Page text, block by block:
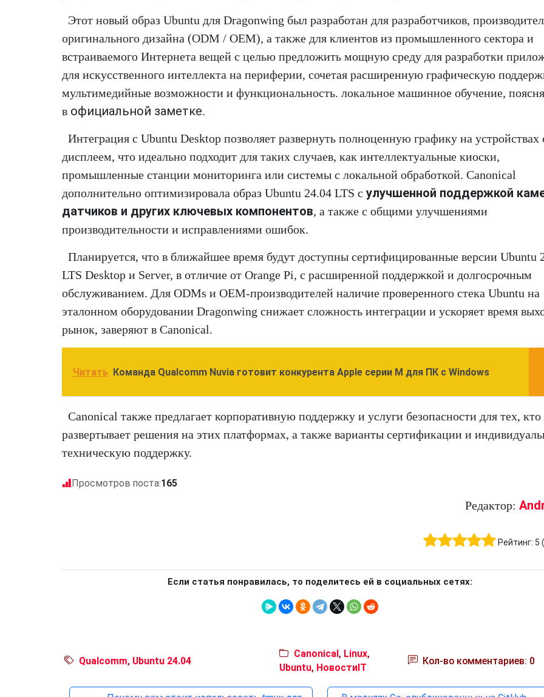
Этот новый образ Ubuntu для Dragonwing был разработан для разработчиков,
оригинального дизайна (ODM / OEM), а также для клиентов из промышленного сектора и
встраиваемого Интернета вещей с целью предложить мощную среду для разработки
для искусственного интеллекта на периферии, сочетая расширенную графическую
мультимедийные возможности и функциональность. локальное машинное обучение,
в официальной заметке.
Интеграция с Ubuntu Desktop позволяет развернуть полноценную графику на устройствах
дисплеем, что идеально подходит для таких случаев, как интеллектуальные киоски,
промышленные станции мониторинга или системы с локальной обработкой. Canonical
дополнительно оптимизировала образ Ubuntu 24.04 LTS с улучшенной поддержкой
датчиков и других ключевых компонентов, а также с общими улучшениями
производительности и исправлениями ошибок.
Планируется, что в ближайшее время будут доступны сертифицированные версии Ubuntu
LTS Desktop и Server, в отличие от Orange Pi, с расширенной поддержкой и долгосрочным
обслуживанием. Для ODMs и OEM-производителей наличие проверенного стека Ubuntu на
эталонном оборудовании Dragonwing снижает сложность интеграции и ускоряет время
рынок, заверяют в Canonical.
Читать Команда Qualcomm Nuvia готовит конкурента Apple серии M для ПК с Windows
Canonical также предлагает корпоративную поддержку и услуги безопасности для тех, кто
развертывает решения на этих платформах, а также варианты сертификации и
техническую поддержку.
Просмотров поста:165
Редактор:
Рейтинг: 5 (
Если статья понравилась, то поделитесь ей в социальных сетях:
Qualcomm, Ubuntu 24.04
Canonical, Linux,
Ubuntu, НовостиIT
Кол-во комментариев: 0